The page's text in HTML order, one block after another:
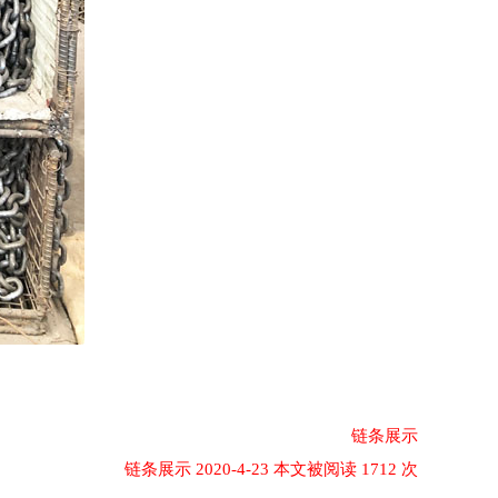
链条展示
链条展示 2020-4-23 本文被阅读 1712 次